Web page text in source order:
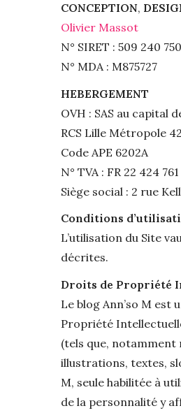
CONCEPTION,
Olivier Massot
N° SIRET : 509 240
N° MDA : M875727
HEBERGEMENT
OVH : SAS au capital
RCS Lille Métropole
Code APE 6202A
N° TVA : FR 22 424
Siège social : 2 rue
Conditions
L’utilisation du Site
décrites.
Droits de Propriété
Le blog Ann’so M
Propriété
(tels que, notamment
illustrations, textes,
M, seule habilitée à
de la personnalité y